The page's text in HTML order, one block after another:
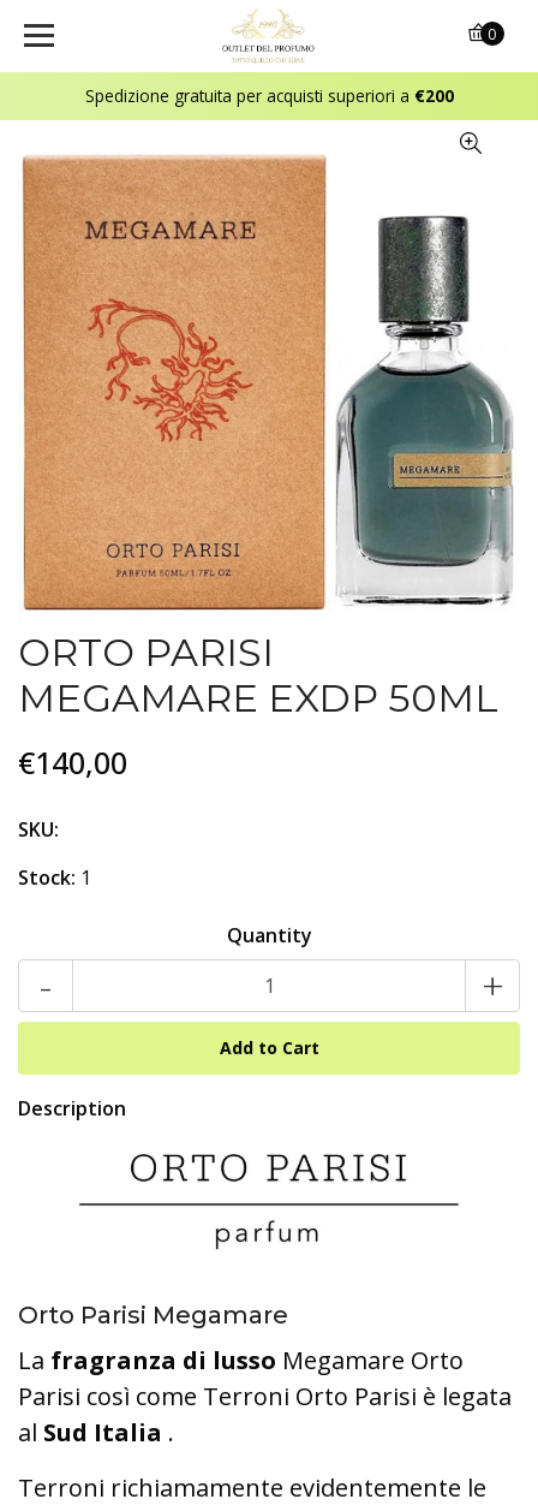
Spedizione gratuita per acquisti superiori a €200
0
ORTO PARISI
MEGAMARE EXDP 50ML
€140,00
SKU:
Stock: 1
Quantity
- +
Description
Orto Parisi Megamare
La fragranza di lusso Megamare Orto
Parisi così come Terroni Orto Parisi è legata
al Sud Italia .
Terroni richiamamente evidentemente le